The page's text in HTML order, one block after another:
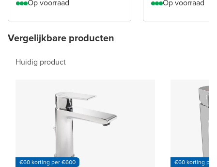
Op voorraad Op voorraad
Vergelijkbare producten
Huidig product
€60 korting per €600 €60 korting per